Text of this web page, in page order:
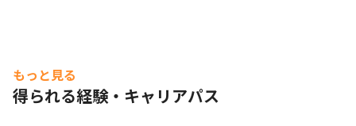
もっと見る
得られる経験・キャリアパス